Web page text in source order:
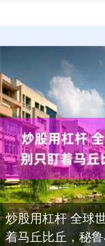
炒股用杠杆 全球
着马丘比丘，秘